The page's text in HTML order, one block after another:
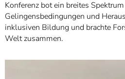
Konferenz bot ein breites
Gelingensbedingungen und
inklusiven Bildung und brachte
Welt zusammen.